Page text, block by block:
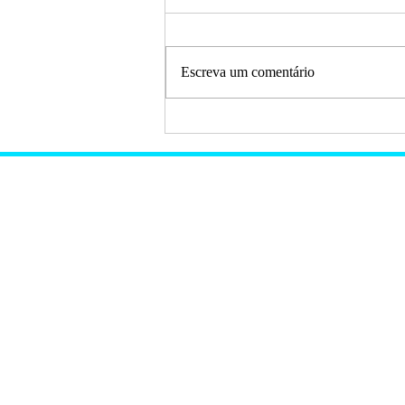
Primeira Etapa do Pedal
Desafio da Baixada 2024
Escreva um comentário